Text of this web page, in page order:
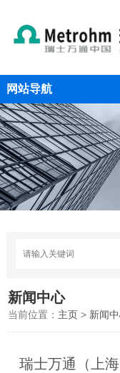
网站导航
新闻中心
当前位置： 主页 > 新闻
瑞士万通（上